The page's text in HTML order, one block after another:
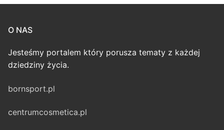
O NAS
Jesteśmy portalem który porusza tematy z każdej
dziedziny życia.
bornsport.pl
centrumcosmetica.pl